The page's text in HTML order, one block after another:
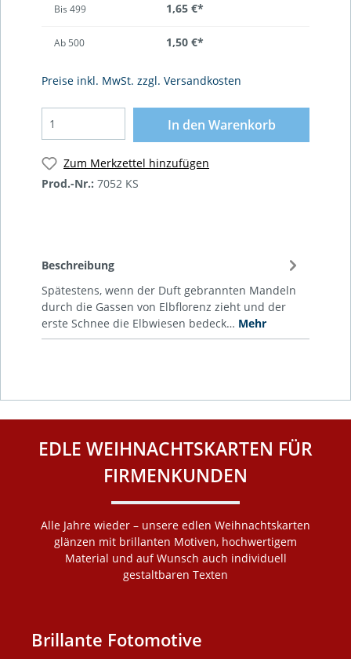
Bis 499 1,65 €*
Ab 500 1,50 €*
Preise inkl. MwSt. zzgl. Versandkosten
In den Warenkorb
Zum Merkzettel hinzufügen
Prod.-Nr.: 7052 KS
Beschreibung
Spätestens, wenn der Duft gebrannten Mandeln
durch die Gassen von Elbflorenz zieht und der
erste Schnee die Elbwiesen bedeck… Mehr
EDLE WEIHNACHTSKARTEN FÜR
FIRMENKUNDEN
Alle Jahre wieder – unsere edlen Weihnachtskarten
glänzen mit brillanten Motiven, hochwertigem
Material und auf Wunsch auch individuell
gestaltbaren Texten
Brillante Fotomotive